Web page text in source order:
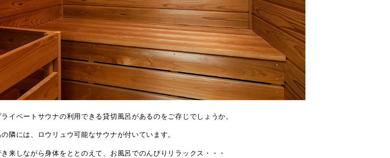
イベートサウナの利用できる貸切風呂があるのをご存じでしょうか。
隣には、ロウリュウ可能なサウナが付いています。
来しながら身体をととのえて、お風呂でのんびりリラックス・・・